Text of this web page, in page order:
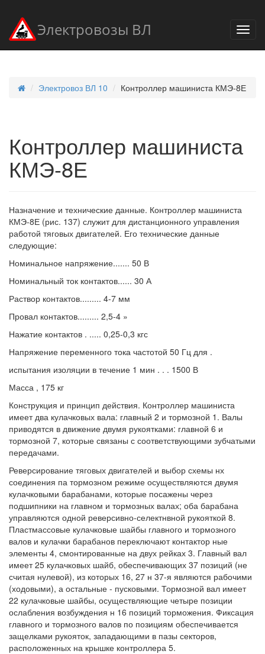
Электровозы ВЛ
Электровоз ВЛ 10 Контроллер машиниста КМЭ-8Е
Контроллер машиниста
КМЭ-8Е
Назначение и технические данные. Контроллер машиниста
КМЭ-8Е (рис. 137) служит для дистанционного управления
работой тяговых двигателей. Его технические данные
следующие:
Номинальное напряжение....... 50 В
Номинальный ток контактов...... 30 А
Раствор контактов......... 4-7 мм
Провал контактов......... 2,5-4 »
Нажатие контактов . ..... 0,25-0,3 кгс
Напряжение переменного тока частотой 50 Гц для .
испытания изоляции в течение 1 мин . . . 1500 В
Масса , 175 кг
Конструкция и принцип действия. Контроллер машиниста
имеет два кулачковых вала: главный 2 и тормозной 1. Валы
приводятся в движение двумя рукоятками: главной 6 и
тормозной 7, которые связаны с соответствующими зубчатыми
передачами.
Реверсирование тяговых двигателей и выбор схемы нх
соединения па тормозном режиме осуществляются двумя
кулачковыми барабанами, которые посажены через
подшипники на главном и тормозных валах; оба барабана
управляются одной реверсивно-селектнвной рукояткой 8.
Пластмассовые кулачковые шайбы главного и тормозного
валов и кулачки барабанов переключают контактор ные
элементы 4, смонтированные на двух рейках 3. Главный вал
имеет 25 кулачковых шайб, обеспечивающих 37 позиций (не
считая нулевой), из которых 16, 27 н 37-я являются рабочими
(ходовыми), а остальные - пусковыми. Тормозной вал имеет
22 кулачковые шайбы, осуществляющие четыре позиции
ослабления возбуждения н 16 позиций торможения. Фиксация
главного и тормозного валов по позициям обеспечивается
защелками рукояток, западающими в пазы секторов,
расположенных на крышке контроллера 5.